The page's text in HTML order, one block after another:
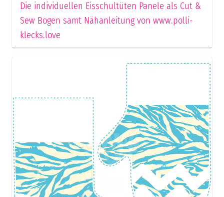
Die individuellen Eisschultüten Panele als Cut &
Sew Bogen samt Nähanleitung von www.polli-
klecks.love